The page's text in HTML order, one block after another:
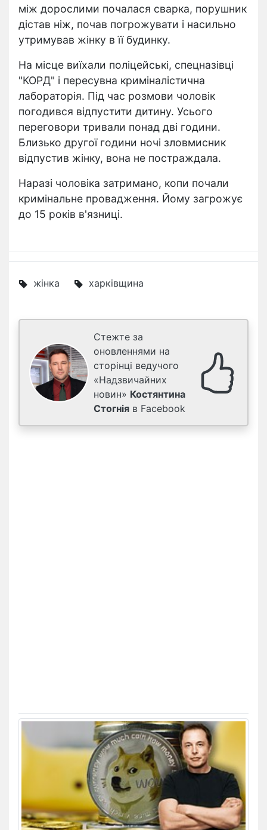
між дорослими почалася сварка, порушник
дістав ніж, почав погрожувати і насильно
утримував жінку в її будинку.
На місце виїхали поліцейські, спецназівці
"КОРД" і пересувна криміналістична
лабораторія. Під час розмови чоловік
погодився відпустити дитину. Усього
переговори тривали понад дві години.
Близько другої години ночі зловмисник
відпустив жінку, вона не постраждала.
Наразі чоловіка затримано, копи почали
кримінальне провадження. Йому загрожує
до 15 років в'язниці.
жінка харківщина
Стежте за
оновленнями на
сторінці ведучого
«Надзвичайних
новин» Костянтина
Стогнія в Facebook